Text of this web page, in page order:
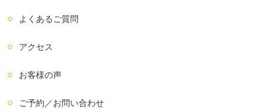
よくあるご質問
アクセス
お客様の声
ご予約／お問い合わせ